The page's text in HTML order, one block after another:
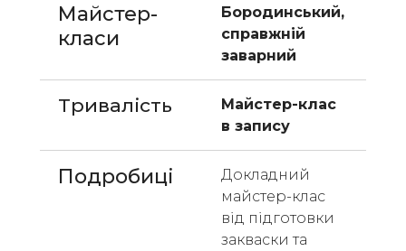
Майстер-
класи
Бородинський,
справжній
заварний
Тривалість
Майстер-клас
в запису
Подробиці
Докладний
майстер-клас
від підготовки
закваски та